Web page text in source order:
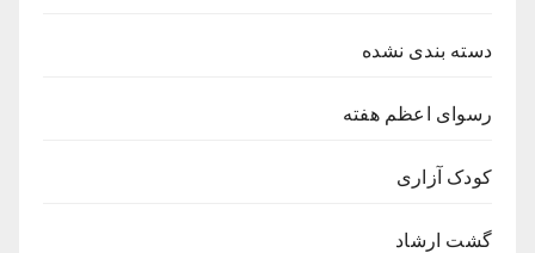
دسته بندی نشده
رسوای اعظم هفته
کودک آزاری
گشت ارشاد